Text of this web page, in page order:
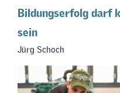
Bildungserfolg darf
sein
Jürg Schoch